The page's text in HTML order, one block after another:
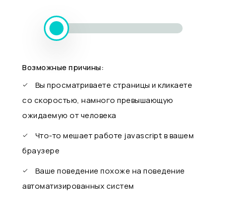
Возможные причины:
Вы просматриваете страницы и кликаете
со скоростью, намного превышающую
ожидаемую от человека
Что-то мешает работе javascript в вашем
браузере
Ваше поведение похоже на поведение
автоматизированных систем